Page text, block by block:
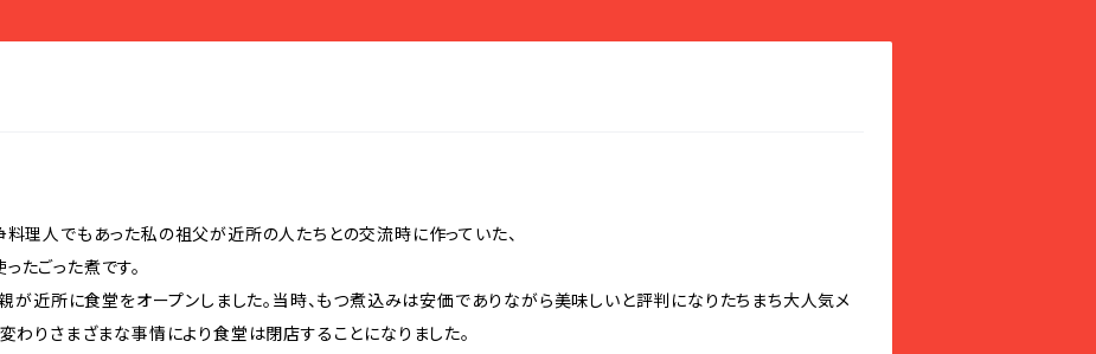
理人でもあった私の祖父が近所の人たちとの交流時に作っていた、
たごった煮です。
が近所に食堂をオープンしました。当時、もつ煮込みは安価でありながら美味しいと評判になりたちまち大人気メ
わりさまざまな事情により食堂は閉店することになりました。